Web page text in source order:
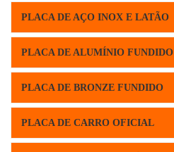
PLACA DE AÇO INOX E LATÃO
PLACA DE ALUMÍNIO FUNDIDO
PLACA DE BRONZE FUNDIDO
PLACA DE CARRO OFICIAL